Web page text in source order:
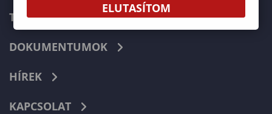
TELEFONKÖNYV
DOKUMENTUMOK
HÍREK
KAPCSOLAT
ELUTASÍTOM